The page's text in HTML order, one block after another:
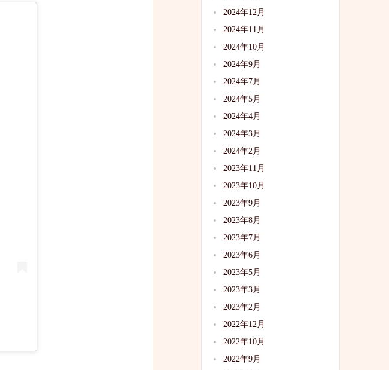
2024年12月
2024年11月
2024年10月
2024年9月
2024年7月
2024年5月
2024年4月
2024年3月
2024年2月
2023年11月
2023年10月
2023年9月
2023年8月
2023年7月
2023年6月
2023年5月
2023年3月
2023年2月
2022年12月
2022年10月
2022年9月